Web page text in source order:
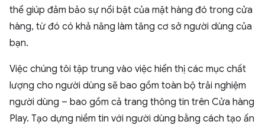
thể giúp đảm bảo sự nổi bật của mặt hàng đó trong cửa
hàng, từ đó có khả năng làm tăng cơ sở người dùng của
bạn.
Việc chúng tôi tập trung vào việc hiển thị các mục chất
lượng cho người dùng sẽ bao gồm toàn bộ trải nghiệm
người dùng – bao gồm cả trang thông tin trên Cửa hàng
Play. Tạo dựng niềm tin với người dùng bằng cách tạo ấn